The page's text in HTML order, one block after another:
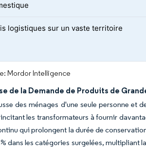
logistiques sur un vaste territoire
Mordor Intelligence
de la Demande de Produits de
des ménages d'une seule personne et
les transformateurs à fournir
qui prolongent la durée de
dans les catégories surgelées, multipliant